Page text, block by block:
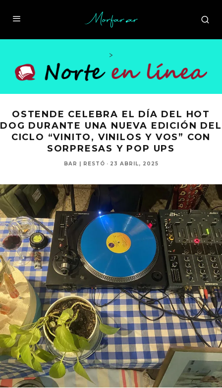
>
OSTENDE CELEBRA EL DÍA DEL HOT
DOG DURANTE UNA NUEVA EDICIÓN DEL
CICLO “VINITO, VINILOS Y VOS” CON
SORPRESAS Y POP UPS
BAR | RESTÓ · 23 ABRIL, 2025